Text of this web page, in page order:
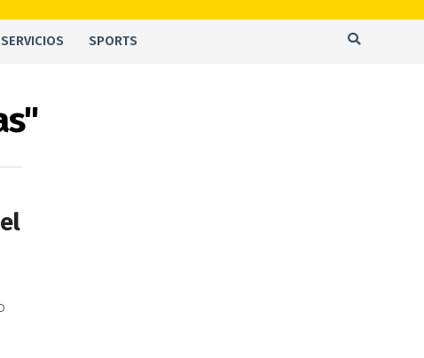
SERVICIOS SPORTS